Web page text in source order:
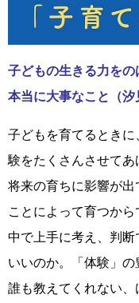
子どもの生きる力を
本当に大事なこと（
子どもを育てるとき
験をたくさんさせて
将来の育ちに影響が
ことによって育つか
中で上手に考え、判
いいのか。「体験」の
誰も教えてくれない